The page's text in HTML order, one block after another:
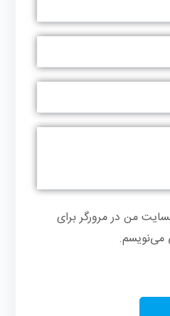
من در مرورگر برای
می‌نویسم.